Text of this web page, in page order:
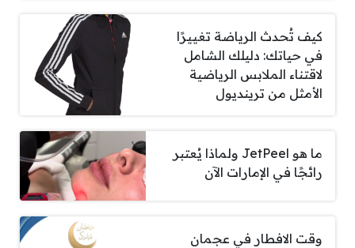
كيف تُحدث الرياضة تغييرًا
في حياتك: دليلك الشامل
لاقتناء الملابس الرياضية
الأمثل من ترينديول
ما هو JetPeel ولماذا يُعتبر
رائجًا في الإمارات الآن
وقت الافطار في عجمان